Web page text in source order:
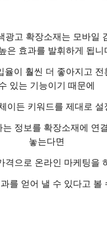
광고 확장소재는 모바일
은 효과를 발휘하게 됩니
율이 훨씬 더 좋아지고 전
있는 기능이기 때문에
이든 키워드를 제대로 설
정보를 확장소재에 연
놓는다면
격으로 온라인 마케팅을
를 얻어 낼 수 있다고 볼